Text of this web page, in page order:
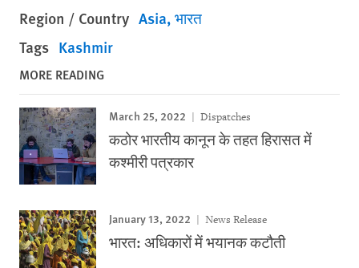
Region / Country Asia भारत
Tags Kashmir
MORE READING
March 25, 2022 Dispatches
कठोर भारतीय कानून के तहत हिरासत में
कश्मीरी पत्रकार
January 13, 2022 News Release
भारत: अधिकारों में भयानक कटौती